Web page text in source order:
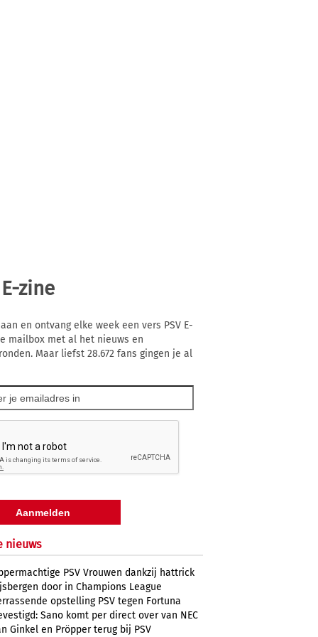
zine
en ontvang elke week een vers PSV E-
mailbox met al het nieuws en
Maar liefst 28.672 fans gingen je al
nieuws
PSV Vrouwen dankzij hattrick
door in Champions League
opstelling PSV tegen Fortuna
Sano komt per direct over van NEC
Ginkel en Pröpper terug bij PSV